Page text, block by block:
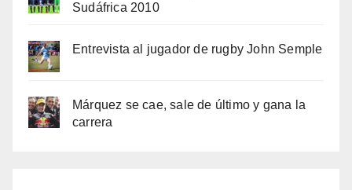
Sudáfrica 2010
Entrevista al jugador de rugby John Semple
Márquez se cae, sale de último y gana la
carrera